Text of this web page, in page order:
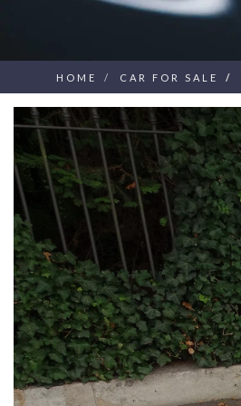
HOME CAR FOR SALE